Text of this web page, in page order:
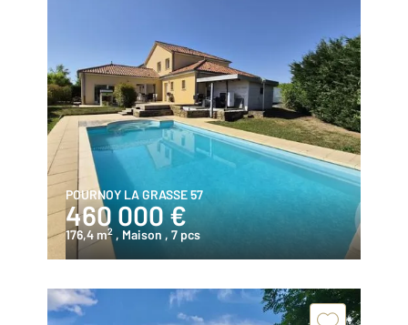
POURNOY LA GRASSE 57
460 000 €
176,4 m2 , Maison , 7 pcs